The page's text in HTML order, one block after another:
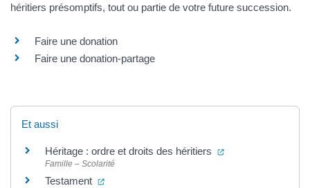
héritiers présomptifs, tout ou partie de votre future succession.
Faire une donation
Faire une donation-partage
Et aussi
Héritage : ordre et droits des héritiers (ouverture dans
Famille – Scolarité
Testament (ouverture dans un nouvel onglet)